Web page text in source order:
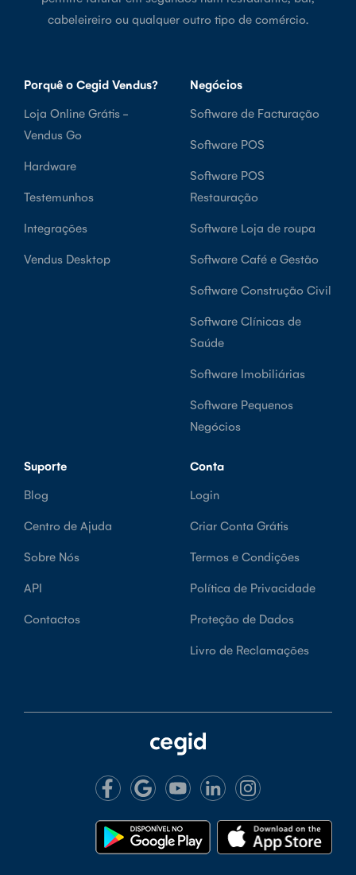
cabeleireiro ou qualquer outro tipo de comércio.
Porquê o Cegid Vendus?
Loja Online Grátis -
Vendus Go
Hardware
Testemunhos
Integrações
Vendus Desktop
Negócios
Software de Facturação
Software POS
Software POS
Restauração
Software Loja de roupa
Software Café e Gestão
Software Construção Civil
Software Clínicas de
Saúde
Software Imobiliárias
Software Pequenos
Negócios
Suporte
Blog
Centro de Ajuda
Sobre Nós
API
Contactos
Conta
Login
Criar Conta Grátis
Termos e Condições
Política de Privacidade
Proteção de Dados
Livro de Reclamações